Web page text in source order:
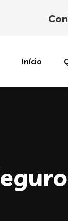
Início